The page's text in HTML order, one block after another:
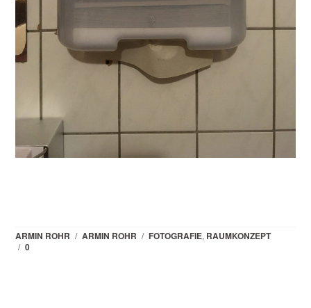
ARMIN ROHR / ARMIN ROHR / FOTOGRAFIE, RAUMKONZEPT
/ 0